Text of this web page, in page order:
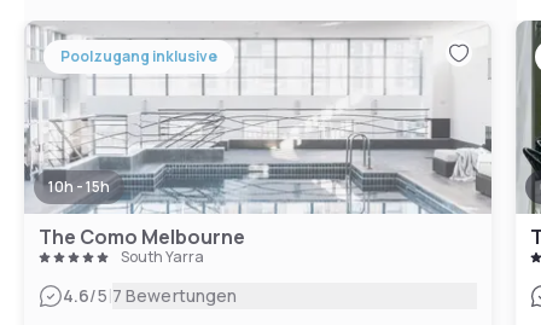
Poolzugang inklusive
10h - 15h
The Como Melbourne
South Yarra
4.6/5|7 Bewertungen